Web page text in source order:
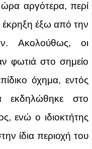
αργότερα, περί
έξω από την
Ακολούθως, οι
φωτιά στο σημείο
όχημα, εντός
στο
ενώ ο ιδιοκτήτης
ίδια περιοχή του